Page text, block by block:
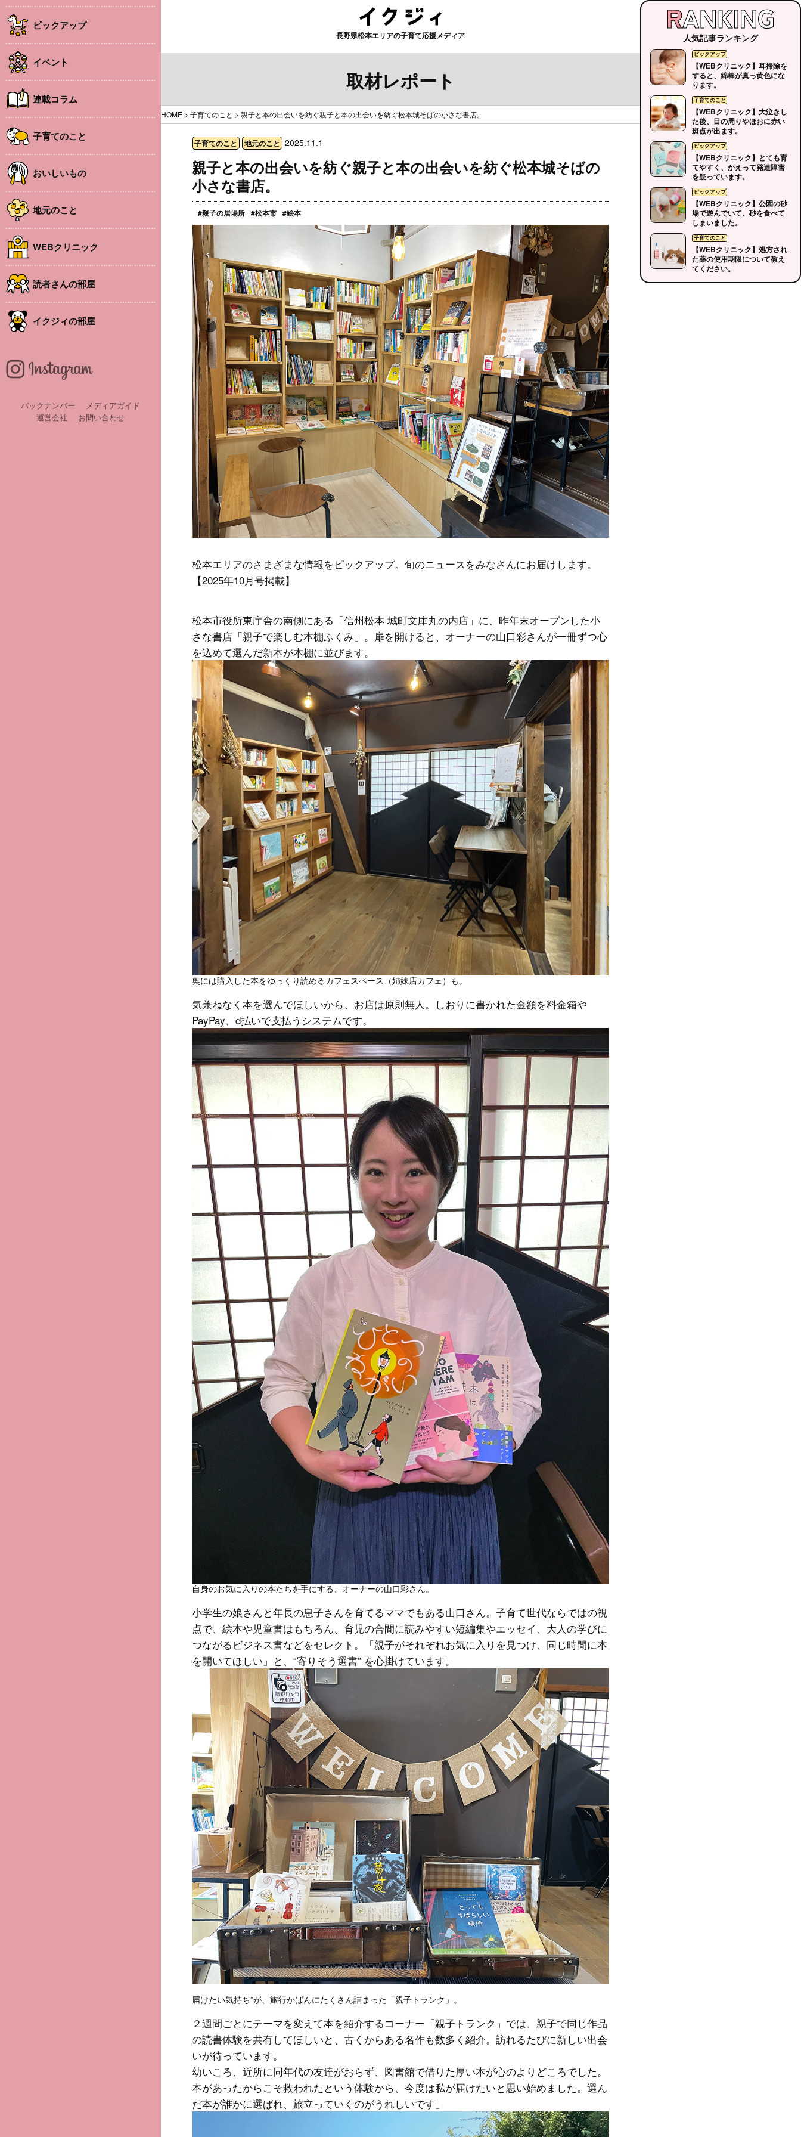
ピックアップ
イベント
連載コラム
子育てのこと
おいしいもの
地元のこと
WEBクリニック
読者さんの部屋
イクジィの部屋
バックナンバー
メディアガイド
運営会社
お問い合わせ
長野県松本エリアの子育て応援メディア
取材レポート
HOME > 子育てのこと > 親子と本の出会いを紡ぐ親子と本の出会いを紡ぐ松本城そばの小さな書店。
子育てのこと 地元のこと 2025.11.1
親子と本の出会いを紡ぐ親子と本の出会いを紡ぐ松本城そばの
小さな書店。
#親子の居場所 #松本市 #絵本
松本エリアのさまざまな情報をピックアップ。旬のニュースをみなさんにお届けします。
【2025年10月号掲載】
松本市役所東庁舎の南側にある「信州松本 城町文庫丸の内店」に、昨年末オープンした小
さな書店「親子で楽しむ本棚ふくみ」。扉を開けると、オーナーの山口彩さんが一冊ずつ心
を込めて選んだ新本が本棚に並びます。
奥には購入した本をゆっくり読めるカフェスペース（姉妹店カフェ）も。
気兼ねなく本を選んでほしいから、お店は原則無人。しおりに書かれた金額を料金箱や
PayPay、d払いで支払うシステムです。
自身のお気に入りの本たちを手にする、オーナーの山口彩さん。
小学生の娘さんと年長の息子さんを育てるママでもある山口さん。子育て世代ならではの視
点で、絵本や児童書はもちろん、育児の合間に読みやすい短編集やエッセイ、大人の学びに
つながるビジネス書などをセレクト。「親子がそれぞれお気に入りを見つけ、同じ時間に本
を開いてほしい」と、“寄りそう選書” を心掛けています。
届けたい気持ち”が、旅行かばんにたくさん詰まった「親子トランク」。
２週間ごとにテーマを変えて本を紹介するコーナー「親子トランク」では、親子で同じ作品
の読書体験を共有してほしいと、古くからある名作も数多く紹介。訪れるたびに新しい出会
いが待っています。
幼いころ、近所に同年代の友達がおらず、図書館で借りた厚い本が心のよりどころでした。
本があったからこそ救われたという体験から、今度は私が届けたいと思い始めました。選ん
だ本が誰かに選ばれ、旅立っていくのがうれしいです」
人気記事ランキング
【WEBクリニック】耳掃除を
すると、綿棒が真っ黄色にな
ります。
【WEBクリニック】大泣きし
た後、目の周りやほおに赤い
斑点が出ます。
【WEBクリニック】とても育
てやすく、かえって発達障害
を疑っています。
【WEBクリニック】公園の砂
場で遊んでいて、砂を食べて
しまいました。
【WEBクリニック】処方され
た薬の使用期限について教え
てください。